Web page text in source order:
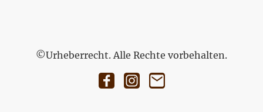
©Urheberrecht. Alle Rechte vorbehalten.